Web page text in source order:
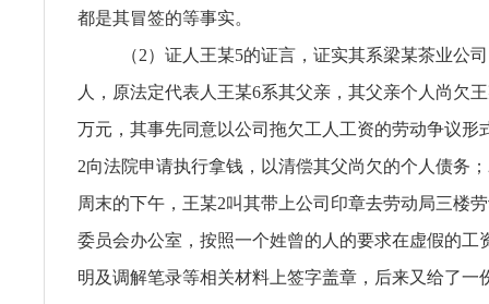
都是其冒签的等事实。
（2）证人王某5的证言，证实其系梁某茶业公
人，原法定代表人王某6系其父亲，其父亲个人尚欠
万元，其事先同意以公司拖欠工人工资的劳动争议形
2向法院申请执行拿钱，以清偿其父尚欠的个人债务
周末的下午，王某2叫其带上公司印章去劳动局三楼
委员会办公室，按照一个姓曾的人的要求在虚假的工
明及调解笔录等相关材料上签字盖章，后来又给了一